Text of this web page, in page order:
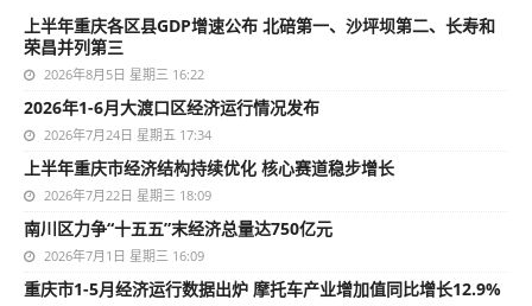
上半年重庆各区县GDP增速公布 北碚第一、沙坪坝第二、长寿和
荣昌并列第三
2026年8月5日 星期三 16:22
2026年1-6月大渡口区经济运行情况发布
2026年7月24日 星期五 17:34
上半年重庆市经济结构持续优化 核心赛道稳步增长
2026年7月22日 星期三 18:09
南川区力争“十五五”末经济总量达750亿元
2026年7月1日 星期三 16:09
重庆市1-5月经济运行数据出炉 摩托车产业增加值同比增长12.9%